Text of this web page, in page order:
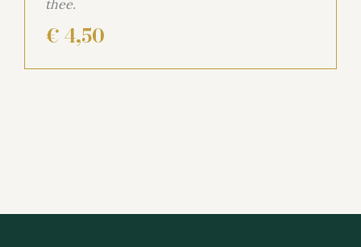
thee.
€ 4,50